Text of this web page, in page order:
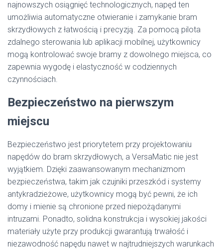
najnowszych osiągnięć technologicznych, napęd ten
umożliwia automatyczne otwieranie i zamykanie bram
skrzydłowych z łatwością i precyzją. Za pomocą pilota
zdalnego sterowania lub aplikacji mobilnej, użytkownicy
mogą kontrolować swoje bramy z dowolnego miejsca, co
zapewnia wygodę i elastyczność w codziennych
czynnościach.
Bezpieczeństwo na pierwszym
miejscu
Bezpieczeństwo jest priorytetem przy projektowaniu
napędów do bram skrzydłowych, a VersaMatic nie jest
wyjątkiem. Dzięki zaawansowanym mechanizmom
bezpieczeństwa, takim jak czujniki przeszkód i systemy
antykradzieżowe, użytkownicy mogą być pewni, że ich
domy i mienie są chronione przed niepożądanymi
intruzami. Ponadto, solidna konstrukcja i wysokiej jakości
materiały użyte przy produkcji gwarantują trwałość i
niezawodność napędu nawet w najtrudniejszych warunkach